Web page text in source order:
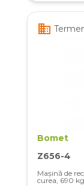
business
Bomet
Z656-4
Mașină de
curea, 690